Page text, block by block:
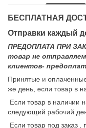
БЕСПЛАТНАЯ
Отправки каждый
ПРЕДОПЛАТА ПРИ
товар не
клиентов-
Принятые и
же день, если товар в
Если товар в наличии
следующий рабочий
Если товар под заказ ,